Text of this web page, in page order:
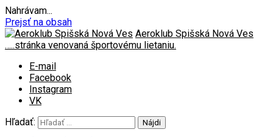
Nahrávam...
Prejsť na obsah
Aeroklub Spišská Nová Ves
…..stránka venovaná športovému lietaniu.
E-mail
Facebook
Instagram
VK
Hľadať: